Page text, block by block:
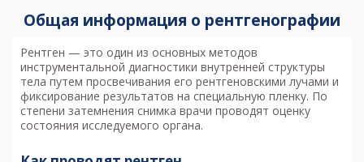
Общая информация о рентгенографии
Рентген — это один из основных методов
инструментальной диагностики внутренней структуры
тела путем просвечивания его рентгеновскими лучами и
фиксирование результатов на специальную пленку. По
степени затемнения снимка врачи проводят оценку
состояния исследуемого органа.